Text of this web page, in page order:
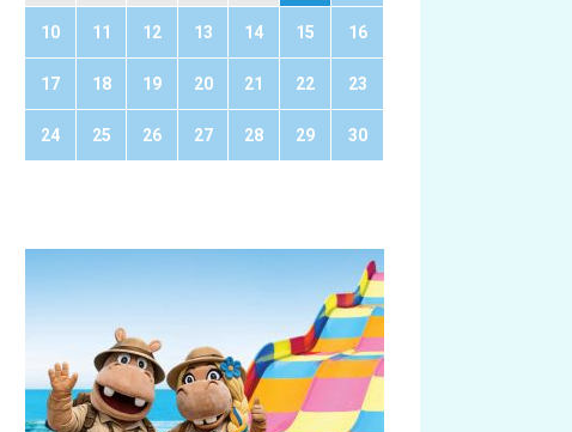
10 11 12 13 14 15 16
17 18 19 20 21 22 23
24 25 26 27 28 29 30